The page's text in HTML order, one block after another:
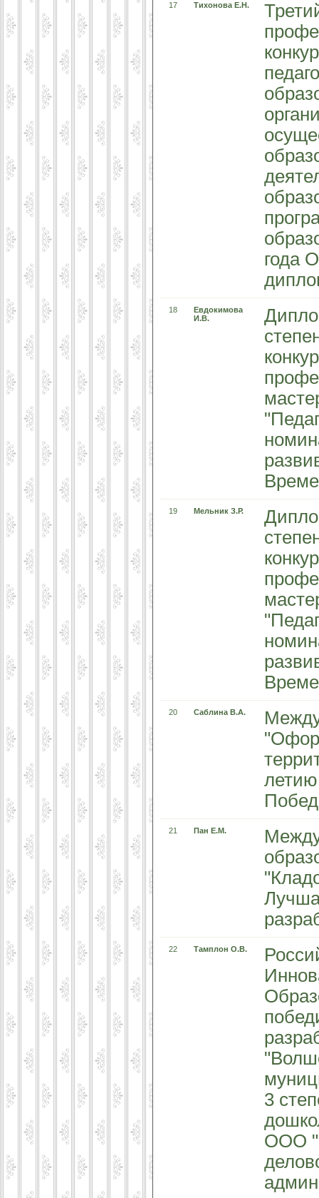
17 Тихонова Е.Н.
года
18
Евдокимова
И.В.
19 Мельник З.Р.
20 Саблина В.А.
21 Пан Е.М.
22 Тамплон О.В.
3
ООО